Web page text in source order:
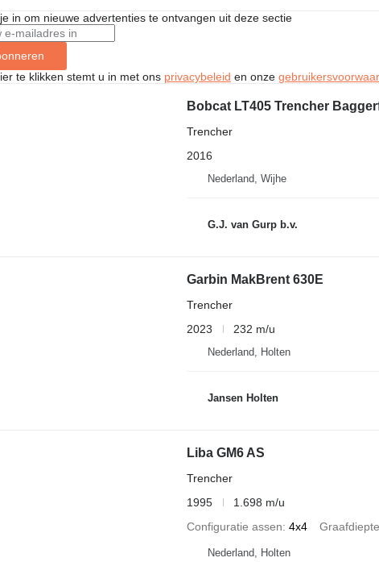
in om nieuwe advertenties te ontvangen uit deze sectie
te klikken stemt u in met ons privacybeleid en onze
Bobcat LT405 Trencher
Trencher
2016
Nederland, Wijhe
G.J. van Gurp b.v.
Garbin MakBrent 630E
Trencher
2023
232 m/u
Nederland, Holten
Jansen Holten
Liba GM6 AS
Trencher
1995
1.698 m/u
Configuratie assen 4x4 Graafdiepte
Nederland, Holten